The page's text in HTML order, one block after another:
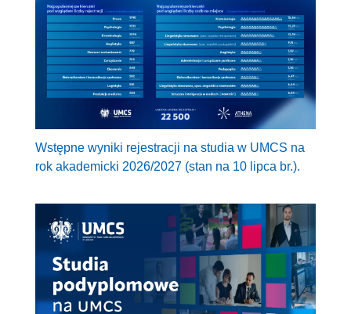
Wstępne wyniki rejestracji na studia w UMCS na
rok akademicki 2026/2027 (stan na 10 lipca br.).